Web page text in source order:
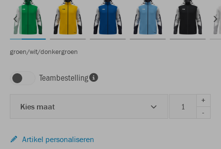
groen/wit/donkergroen
Teambestelling
Kies maat
+
-
Artikel personaliseren